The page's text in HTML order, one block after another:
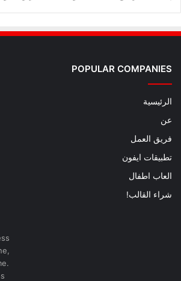
POPULAR COMPANIES
الرئيسية
عن
فريق العمل
تطبيقات ايفون
العاب اطفال
شراء القالب!